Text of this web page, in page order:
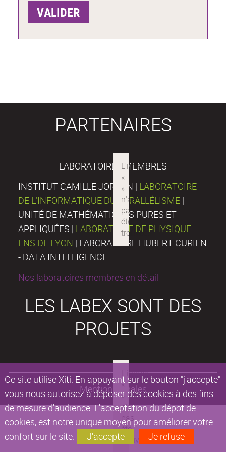
Ce site utilise Xiti. En appuyant sur le bouton "j'accepte"
vous nous autorisez à déposer des cookies à des fins
de mesure d'audience. L'acceptation du dépot de
cookies, est notre unique moyen pour améliorer votre
confort sur le site.
J'accepte Je refuse
PARTENAIRES
LABORATOIRES MEMBRES
INSTITUT CAMILLE JORDAN | LABORATOIRE
DE L’INFORMATIQUE DU PARALLÉLISME |
UNITÉ DE MATHÉMATIQUES PURES ET
APPLIQUÉES | LABORATOIRE DE PHYSIQUE
ENS DE LYON | LABORATOIRE HUBERT CURIEN
- DATA INTELLIGENCE
Nos laboratoires membres en détail
LES LABEX SONT DES
PROJETS
Mentions légales